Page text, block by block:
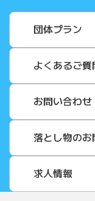
団体プラン
よくあるご質
お問い合わせ
落とし物の
求人情報